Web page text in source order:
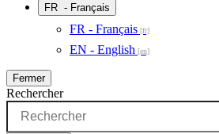
FR - Français
FR - Français
EN - English
Fermer
Rechercher